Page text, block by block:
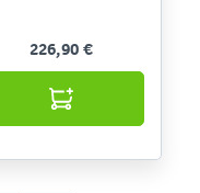
226,90 €